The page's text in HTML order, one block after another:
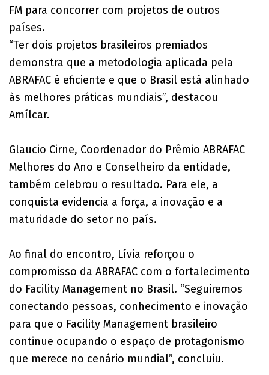
FM para concorrer com projetos de outros
países.
“Ter dois projetos brasileiros premiados
demonstra que a metodologia aplicada pela
ABRAFAC é eficiente e que o Brasil está alinhado
às melhores práticas mundiais”, destacou
Amílcar.
Glaucio Cirne, Coordenador do Prêmio ABRAFAC
Melhores do Ano e Conselheiro da entidade,
também celebrou o resultado. Para ele, a
conquista evidencia a força, a inovação e a
maturidade do setor no país.
Ao final do encontro, Lívia reforçou o
compromisso da ABRAFAC com o fortalecimento
do Facility Management no Brasil. “Seguiremos
conectando pessoas, conhecimento e inovação
para que o Facility Management brasileiro
continue ocupando o espaço de protagonismo
que merece no cenário mundial”, concluiu.